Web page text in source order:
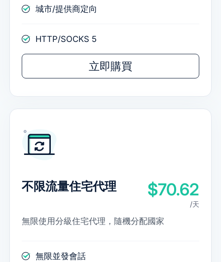
城市/提供商定向
HTTP/SOCKS 5
立即購買
不限流量住宅代理 $70.62
/天
無限使用分級住宅代理，隨機分配國家
無限並發會話